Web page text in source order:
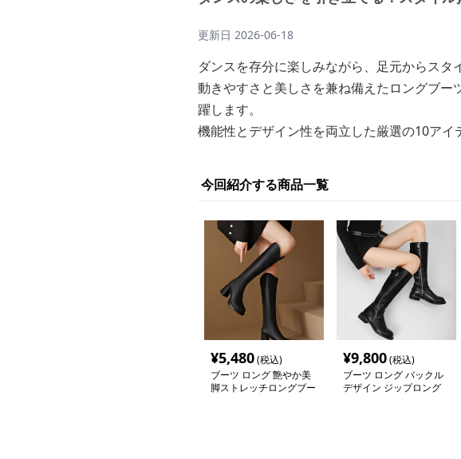
更新日 2026-06-18
ダンスを存分に楽しみながら、足元からスタ
動きやすさと美しさを兼ね備えたロングブ
躍します。
機能性とデザイン性を両立した厳選の10アイ
今回紹介する商品一覧
¥5,480(税込)
ブーツ ロング 艶やか美
脚ストレッチロングブー
¥9,800(税込)
ブーツ ロング バックル
デザイン ジップロング